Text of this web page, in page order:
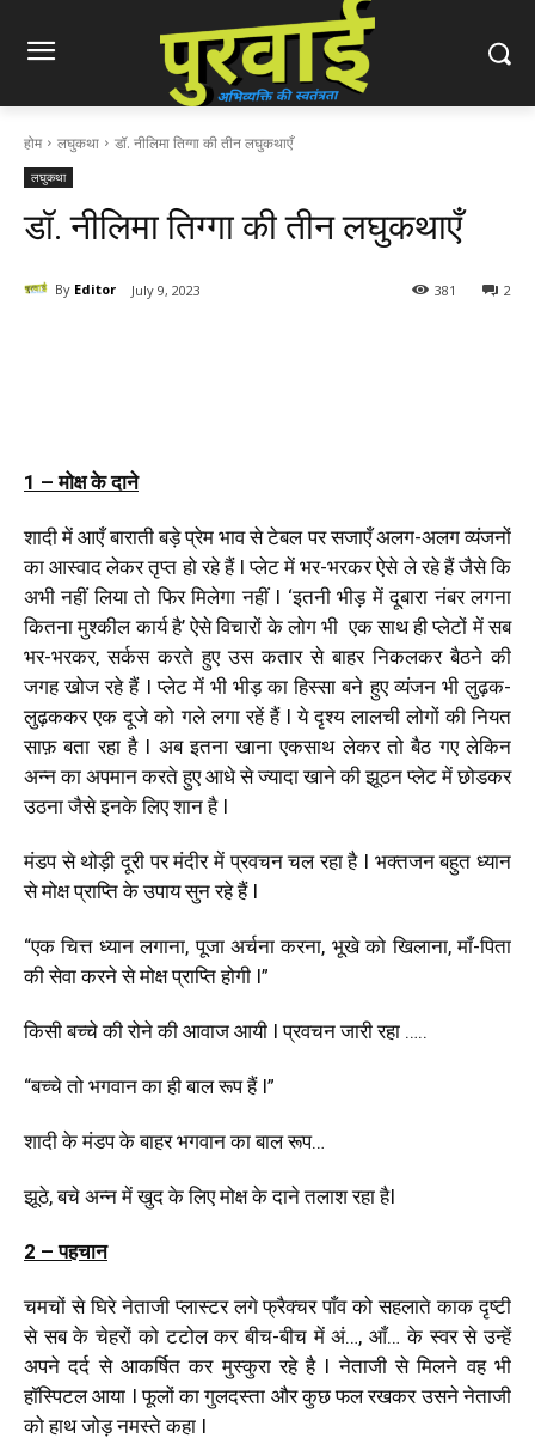
होम लघुकथा डॉ. नीलिमा तिग्गा की तीन लघुकथाएँ
लघुकथा
डॉ. नीलिमा तिग्गा की तीन लघुकथाएँ
By Editor July 9, 2023 2
381
1 – मोक्ष के दाने
शादी में आएँ बाराती बड़े प्रेम भाव से टेबल पर सजाएँ अलग-अलग व्यंजनों
का आस्वाद लेकर तृप्त हो रहे हैं I प्लेट में भर-भरकर ऐसे ले रहे हैं जैसे कि
अभी नहीं लिया तो फिर मिलेगा नहीं I ‘इतनी भीड़ में दूबारा नंबर लगना
कितना मुश्कील कार्य है’ ऐसे विचारों के लोग भी एक साथ ही प्लेटों में सब
भर-भरकर, सर्कस करते हुए उस कतार से बाहर निकलकर बैठने की
जगह खोज रहे हैं I प्लेट में भी भीड़ का हिस्सा बने हुए व्यंजन भी लुढ़क-
लुढ़ककर एक दूजे को गले लगा रहें हैं I ये दृश्य लालची लोगों की नियत
साफ़ बता रहा है I अब इतना खाना एकसाथ लेकर तो बैठ गए लेकिन
अन्न का अपमान करते हुए आधे से ज्यादा खाने की झूठन प्लेट में छोडकर
उठना जैसे इनके लिए शान है I
मंडप से थोड़ी दूरी पर मंदीर में प्रवचन चल रहा है I भक्तजन बहुत ध्यान
से मोक्ष प्राप्ति के उपाय सुन रहे हैं I
“एक चित्त ध्यान लगाना, पूजा अर्चना करना, भूखे को खिलाना, माँ-पिता
की सेवा करने से मोक्ष प्राप्ति होगी I”
किसी बच्चे की रोने की आवाज आयी I प्रवचन जारी रहा …..
“बच्चे तो भगवान का ही बाल रूप हैं I”
शादी के मंडप के बाहर भगवान का बाल रूप…
झूठे, बचे अन्न में खुद के लिए मोक्ष के दाने तलाश रहा हैI
2 – पहचान
चमचों से घिरे नेताजी प्लास्टर लगे फ्रैक्चर पाँव को सहलाते काक दृष्टी
से सब के चेहरों को टटोल कर बीच-बीच में अं…, आँ… के स्वर से उन्हें
अपने दर्द से आकर्षित कर मुस्कुरा रहे है I नेताजी से मिलने वह भी
हॉस्पिटल आया I फूलों का गुलदस्ता और कुछ फल रखकर उसने नेताजी
को हाथ जोड़ नमस्ते कहा I